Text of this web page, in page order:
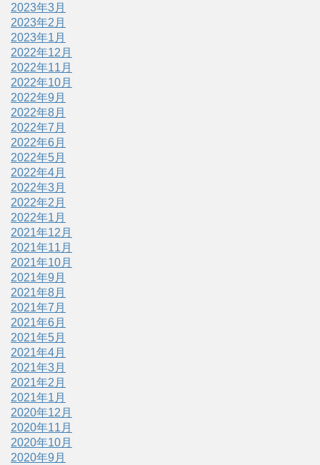
2023年3月
2023年2月
2023年1月
2022年12月
2022年11月
2022年10月
2022年9月
2022年8月
2022年7月
2022年6月
2022年5月
2022年4月
2022年3月
2022年2月
2022年1月
2021年12月
2021年11月
2021年10月
2021年9月
2021年8月
2021年7月
2021年6月
2021年5月
2021年4月
2021年3月
2021年2月
2021年1月
2020年12月
2020年11月
2020年10月
2020年9月